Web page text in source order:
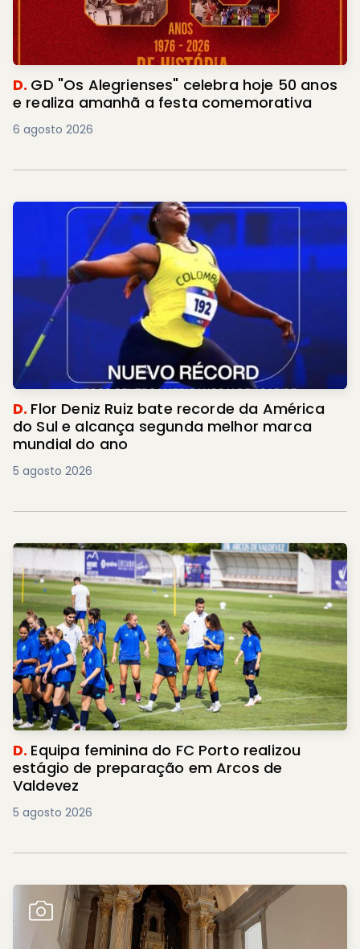
D. GD "Os Alegrienses" celebra hoje 50 anos
e realiza amanhã a festa comemorativa
6 agosto 2026
D. Flor Deniz Ruiz bate recorde da América
do Sul e alcança segunda melhor marca
mundial do ano
5 agosto 2026
D. Equipa feminina do FC Porto realizou
estágio de preparação em Arcos de
Valdevez
5 agosto 2026